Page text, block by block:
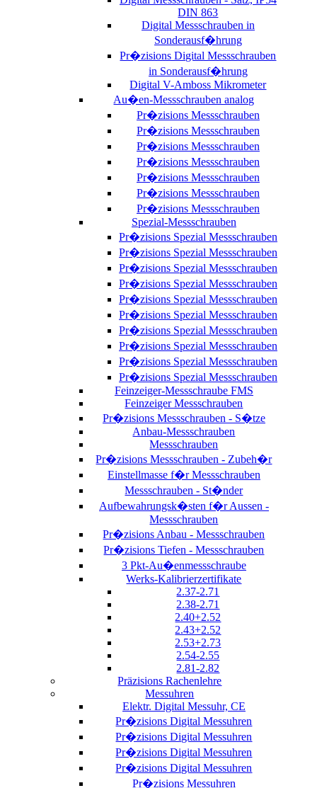
DIN 863
Digital Messschrauben in
Sonderausf�hrung
Pr�zisions Digital Messschrauben
in Sonderausf�hrung
Digital V-Amboss Mikrometer
Au�en-Messschrauben analog
Pr�zisions Messschrauben
Pr�zisions Messschrauben
Pr�zisions Messschrauben
Pr�zisions Messschrauben
Pr�zisions Messschrauben
Pr�zisions Messschrauben
Pr�zisions Messschrauben
Spezial-Messschrauben
Pr�zisions Spezial Messschrauben
Pr�zisions Spezial Messschrauben
Pr�zisions Spezial Messschrauben
Pr�zisions Spezial Messschrauben
Pr�zisions Spezial Messschrauben
Pr�zisions Spezial Messschrauben
Pr�zisions Spezial Messschrauben
Pr�zisions Spezial Messschrauben
Pr�zisions Spezial Messschrauben
Pr�zisions Spezial Messschrauben
Feinzeiger-Messschraube FMS
Feinzeiger Messschrauben
Pr�zisions Messschrauben - S�tze
Anbau-Messschrauben
Messschrauben
Pr�zisions Messschrauben - Zubeh�r
Einstellmasse f�r Messschrauben
Messschrauben - St�nder
Aufbewahrungsk�sten f�r Aussen -
Messschrauben
Pr�zisions Anbau - Messschrauben
Pr�zisions Tiefen - Messschrauben
3 Pkt-Au�enmessschraube
Werks-Kalibrierzertifikate
2.37-2.71
2.38-2.71
2.40+2.52
2.43+2.52
2.53+2.73
2.54-2.55
2.81-2.82
Präzisions Rachenlehre
Messuhren
Elektr. Digital Messuhr, CE
Pr�zisions Digital Messuhren
Pr�zisions Digital Messuhren
Pr�zisions Digital Messuhren
Pr�zisions Digital Messuhren
Pr�zisions Messuhren